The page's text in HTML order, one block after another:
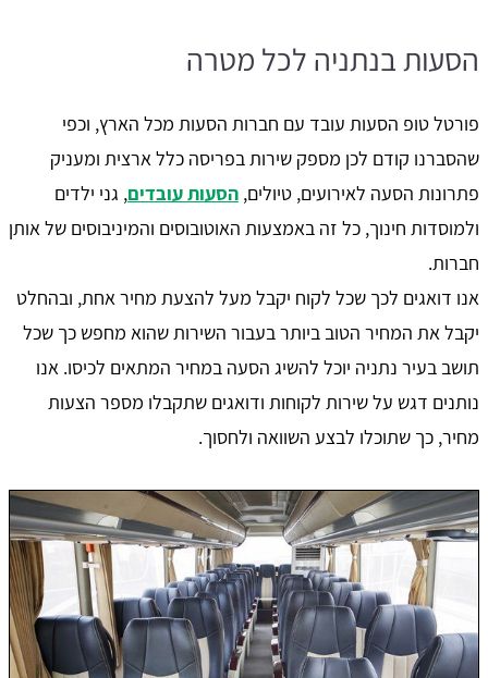
הסעות בנתניה לכל מטרה
פורטל טופ הסעות עובד עם חברות הסעות מכל הארץ, וכפי
שהסברנו קודם לכן מספק שירות בפריסה כלל ארצית ומעניק
פתרונות הסעה לאירועים, טיולים, הסעות עובדים, גני ילדים
ולמוסדות חינוך, כל זה באמצעות האוטובוסים והמיניבוסים של אותן
חברות.
אנו דואגים לכך שכל לקוח יקבל מעל להצעת מחיר אחת, ובהחלט
יקבל את המחיר הטוב ביותר בעבור השירות שהוא מחפש כך שכל
תושב בעיר נתניה יוכל להשיג הסעה במחיר המתאים לכיסו. אנו
נותנים דגש על שירות לקוחות ודואגים שתקבלו מספר הצעות
מחיר, כך שתוכלו לבצע השוואה ולחסוך.